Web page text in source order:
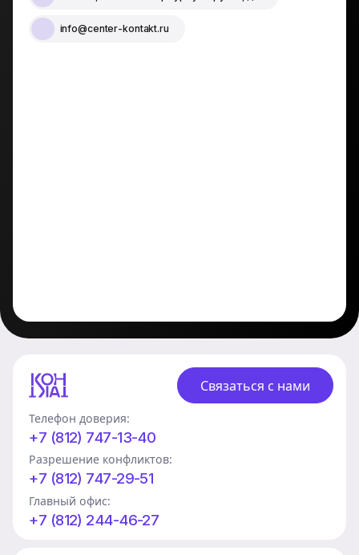
info@center-kontakt.ru
Связаться с нами
Телефон доверия:
+7 (812) 747-13-40
Разрешение конфликтов:
+7 (812) 747-29-51
Главный офис:
+7 (812) 244-46-27